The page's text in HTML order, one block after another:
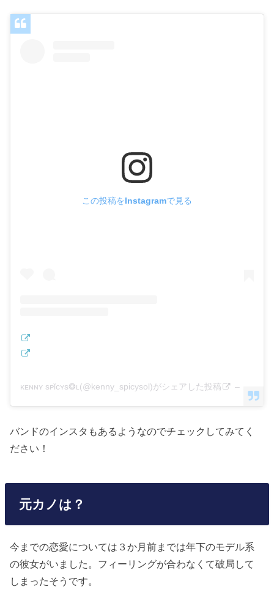
この投稿をInstagramで見る
ᴋᴇɴɴʏ sᴘǐᴄʏs❂ʟ(@kenny_spicysol)がシェアした投稿 –
バンドのインスタもあるようなのでチェックしてみてく
ださい！
元カノは？
今までの恋愛については３か月前までは年下のモデル系
の彼女がいました。フィーリングが合わなくて破局して
しまったそうです。